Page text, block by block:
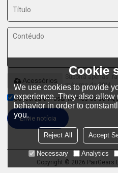
Suporta apenas
máximo de 20M
Acessórios
Concorda em usar termos de
Envie notícia
Copyright © 2026 PairGears
Cookie
We use cookies to provide
experience. They also allow
behavior in order to
you.
Reject All Accept
Necessary Analytics